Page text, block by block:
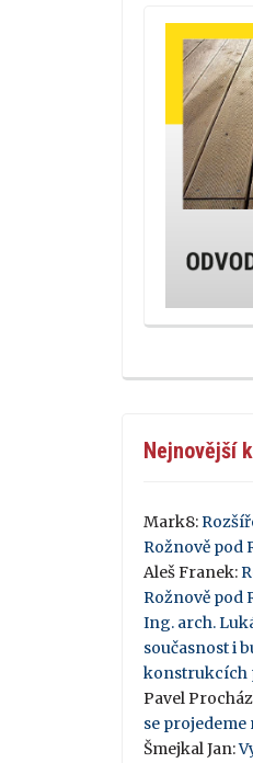
Nejnovější
Mark8:
Rožnově pod
Aleš Franek:
Rožnově pod
Ing. arch.
současnost i
konstrukcích
Pavel
se projedeme
Šmejkal Jan: